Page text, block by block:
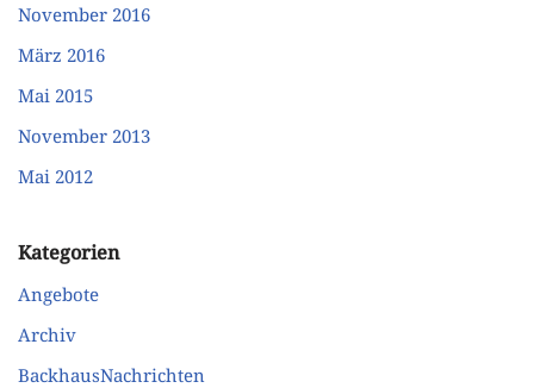
November 2016
März 2016
Mai 2015
November 2013
Mai 2012
Kategorien
Angebote
Archiv
BackhausNachrichten